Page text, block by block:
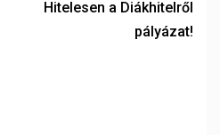
Hitelesen a Diákhitelről
pályázat!